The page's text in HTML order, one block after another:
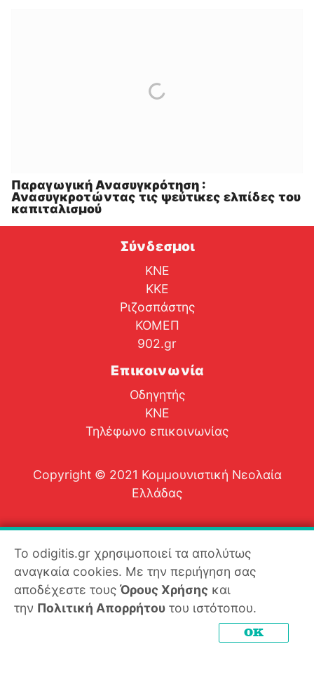
Παραγωγική Ανασυγκρότηση :
Ανασυγκροτώντας τις ψεύτικες ελπίδες του
καπιταλισμού
Σύνδεσμοι
ΚΝΕ
ΚΚΕ
Ριζοσπάστης
ΚΟΜΕΠ
902.gr
Επικοινωνία
Οδηγητής
ΚΝΕ
Τηλέφωνο επικοινωνίας
Copyright © 2021 Κομμουνιστική Νεολαία
Ελλάδας
Το odigitis.gr χρησιμοποιεί τα απολύτως
αναγκαία cookies. Με την περιήγηση σας
αποδέχεστε τους Όρους Χρήσης και
την Πολιτική Απορρήτου του ιστότοπου.
OK